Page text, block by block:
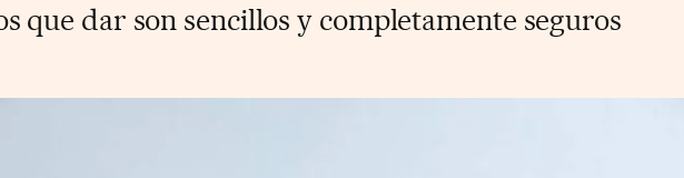
que dar son sencillos y completamente seguros